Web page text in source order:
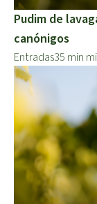
Pudim de
canónigos
Entradas35 min